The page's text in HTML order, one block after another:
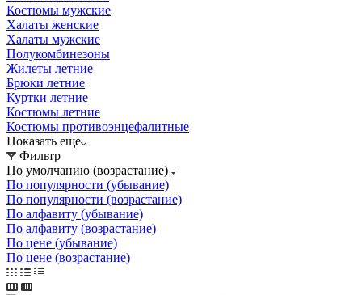
Костюмы мужские
Халаты женские
Халаты мужские
Полукомбинезоны
Жилеты летние
Брюки летние
Куртки летние
Костюмы летние
Костюмы противоэнцефалитные
Показать еще
Фильтр
По умолчанию (возрастание)
По популярности (убывание)
По популярности (возрастание)
По алфавиту (убывание)
По алфавиту (возрастание)
По цене (убывание)
По цене (возрастание)